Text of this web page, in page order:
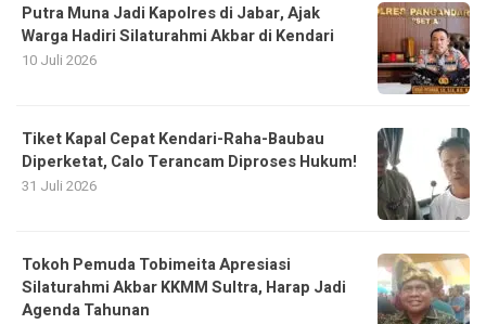
Putra Muna Jadi Kapolres di Jabar, Ajak
Warga Hadiri Silaturahmi Akbar di Kendari
10 Juli 2026
Tiket Kapal Cepat Kendari-Raha-Baubau
Diperketat, Calo Terancam Diproses Hukum!
31 Juli 2026
Tokoh Pemuda Tobimeita Apresiasi
Silaturahmi Akbar KKMM Sultra, Harap Jadi
Agenda Tahunan